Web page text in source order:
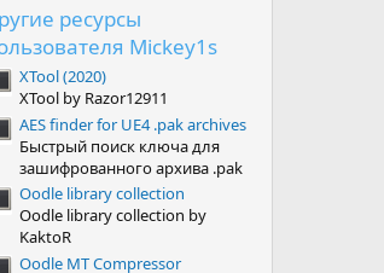
"1",
"2"
ё
з
д
ресурсы
Mickey1s
XTool (2020)
XTool by Razor12911
AES finder for UE4 .pak archives
Быстрый поиск ключа для
зашифрованного архива .pak
Oodle library collection
Oodle library collection by
KaktoR
Oodle MT Compressor